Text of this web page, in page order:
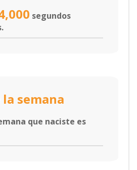
segundos
la semana
que naciste es